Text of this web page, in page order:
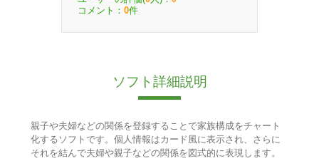
コメント： 0件
ソフト詳細説明
親子や夫婦などの関係を登録することで家族構成をチャート
化するソフトです。個人情報はカード風に表示され、さらに
それを結んで夫婦や親子などの関係を図式的に表現します。